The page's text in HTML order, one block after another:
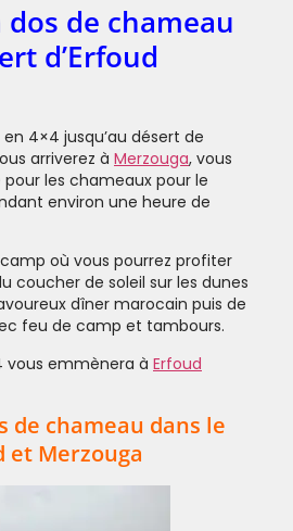
dos de chameau
d’Erfoud
en 4×4 jusqu’au désert de
arriverez à Merzouga, vous
les chameaux pour le
environ une heure de
coucher de soleil sur les dunes
dîner marocain puis de
feu de camp et tambours.
vous emmènera à Erfoud
de chameau dans le
et Merzouga